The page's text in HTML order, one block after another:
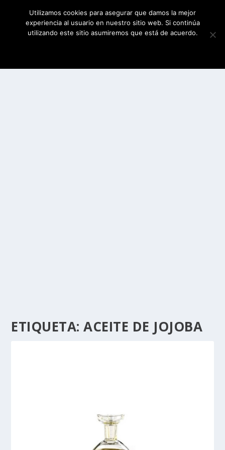
ETIQUETA:ACEITE DE JOJOBA
Utilizamos cookies para asegurar que damos la mejor
experiencia al usuario en nuestro sitio web. Si continúa
utilizando este sitio asumiremos que está de acuerdo.